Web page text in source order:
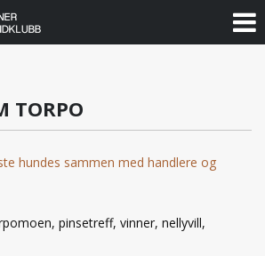
TORPO
pinsetreff, vinner, nellyvill,